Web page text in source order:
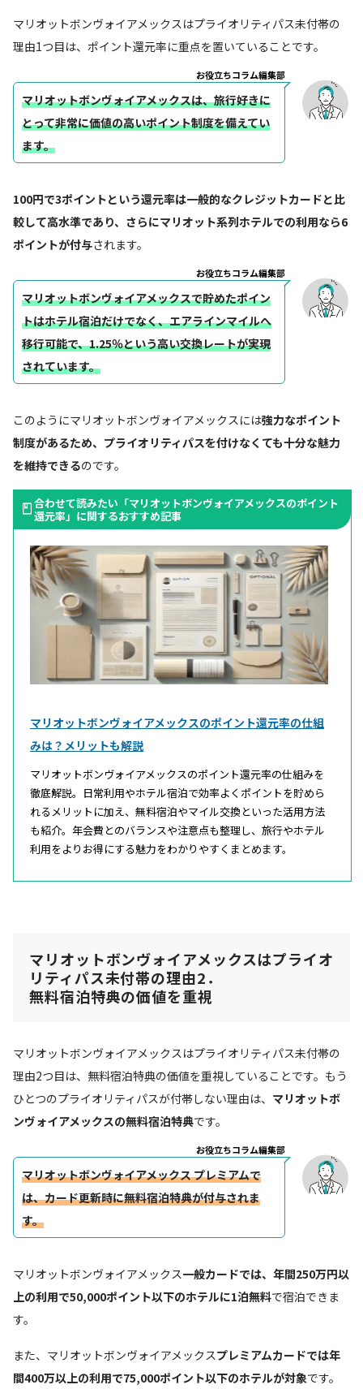
マリオットボンヴォイアメックスはプライオリティパス未付帯の
理由1つ目は、ポイント還元率に重点を置いていることです。
お役立ちコラム編集部
マリオットボンヴォイアメックスは、旅行好きに
とって非常に価値の高いポイント制度を備えてい
ます。
100円で3ポイントという還元率は一般的なクレジットカードと比
較して高水準であり、さらにマリオット系列ホテルでの利用なら6
ポイントが付与されます。
お役立ちコラム編集部
マリオットボンヴォイアメックスで貯めたポイン
トはホテル宿泊だけでなく、エアラインマイルへ
移行可能で、1.25％という高い交換レートが実現
されています。
このようにマリオットボンヴォイアメックスには強力なポイント
制度があるため、プライオリティパスを付けなくても十分な魅力
を維持できるのです。
合わせて読みたい「マリオットボンヴォイアメックスのポイント
還元率」に関するおすすめ記事
マリオットボンヴォイアメックスのポイント還元率の仕組
みは？メリットも解説
マリオットボンヴォイアメックスのポイント還元率の仕組みを
徹底解説。日常利用やホテル宿泊で効率よくポイントを貯めら
れるメリットに加え、無料宿泊やマイル交換といった活用方法
も紹介。年会費とのバランスや注意点も整理し、旅行やホテル
利用をよりお得にする魅力をわかりやすくまとめます。
マリオットボンヴォイアメックスはプライオ
リティパス未付帯の理由2．
無料宿泊特典の価値を重視
マリオットボンヴォイアメックスはプライオリティパス未付帯の
理由2つ目は、無料宿泊特典の価値を重視していることです。もう
ひとつのプライオリティパスが付帯しない理由は、 マリオットボ
ンヴォイアメックスの無料宿泊特典です。
お役立ちコラム編集部
マリオットボンヴォイアメックス プレミアムで
は、カード更新時に無料宿泊特典が付与されま
す。
マリオットボンヴォイアメックス一般カードでは、年間250万円以
上の利用で50,000ポイント以下のホテルに1泊無料で宿泊できま
す。
また、マリオットボンヴォイアメックスプレミアムカードでは年
間400万以上の利用で75,000ポイント以下のホテルが対象です。